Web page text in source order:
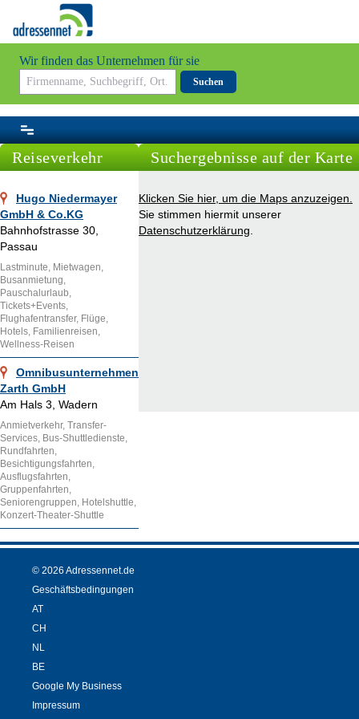
Wir finden das Unternehmen für sie
Suchen
Reiseverkehr
Hugo Niedermayer
GmbH & Co.KG
Bahnhofstrasse 30,
Passau
Lastminute, Mietwagen,
Busanmietung,
Pauschalurlaub,
Tickets+Events,
Flughafentransfer, Flüge,
Hotels, Familienreisen,
Wellness-Reisen
Omnibusunternehmen
Zarth GmbH
Am Hals 3, Wadern
Anmietverkehr, Transfer-
Services, Bus-Shuttledienste,
Rundfahrten,
Besichtigungsfahrten,
Ausflugsfahrten,
Gruppenfahrten,
Seniorengruppen, Hotelshuttle,
Konzert-Theater-Shuttle
Suchergebnisse auf der Karte
Klicken Sie hier, um die Maps anzuzeigen.
Sie stimmen hiermit unserer
Datenschutzerklärung
© 2026 Adressennet.de
Geschäftsbedingungen
AT
CH
NL
BE
Google My Business
Impressum